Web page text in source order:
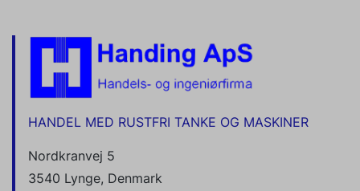
HANDEL MED RUSTFRI TANKE OG MASKINER
Nordkranvej 5
3540 Lynge, Denmark